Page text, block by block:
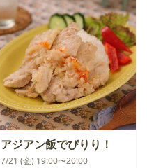
アジアン飯でぴりり！
7/21 (金) 19:00〜20:00